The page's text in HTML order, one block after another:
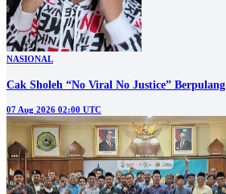
NASIONAL
Cak Sholeh “No Viral No Justice” Berpulang
07 Aug 2026 02:00 UTC